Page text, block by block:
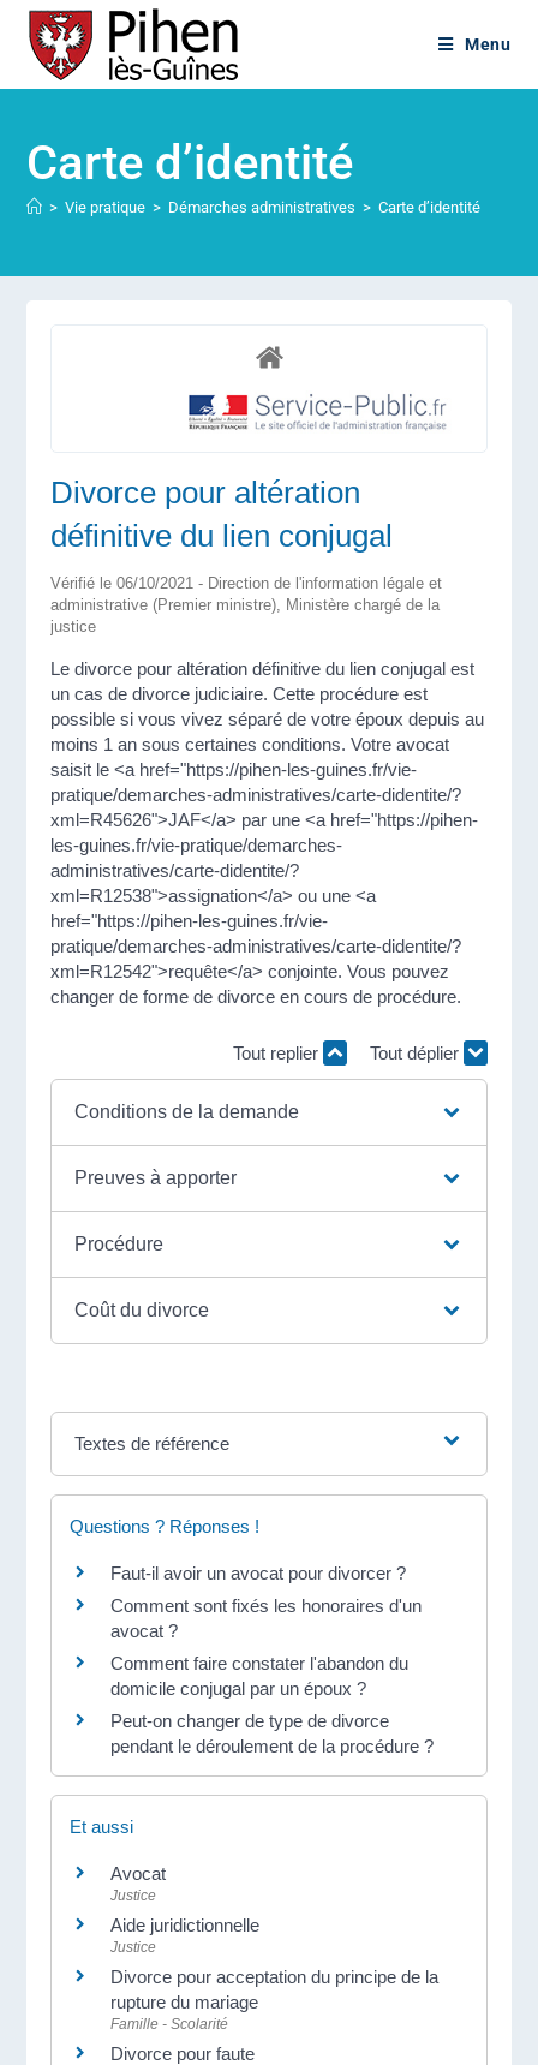
Menu
Carte d’identité
> Vie pratique > Démarches administratives > Carte d’identité
Divorce pour altération
définitive du lien conjugal
Vérifié le 06/10/2021 - Direction de l'information légale et
administrative (Premier ministre), Ministère chargé de la
justice
Le divorce pour altération définitive du lien conjugal est
un cas de divorce judiciaire. Cette procédure est
possible si vous vivez séparé de votre époux depuis au
moins 1 an sous certaines conditions. Votre avocat
saisit le <a href="https://pihen-les-guines.fr/vie-
pratique/demarches-administratives/carte-didentite/?
xml=R45626">JAF</a> par une <a href="https://pihen-
les-guines.fr/vie-pratique/demarches-
administratives/carte-didentite/?
xml=R12538">assignation</a> ou une <a
href="https://pihen-les-guines.fr/vie-
pratique/demarches-administratives/carte-didentite/?
xml=R12542">requête</a> conjointe. Vous pouvez
changer de forme de divorce en cours de procédure.
Tout replier Tout déplier
Conditions de la demande
Preuves à apporter
Procédure
Coût du divorce
Textes de référence
Questions ? Réponses !
Faut-il avoir un avocat pour divorcer ?
Comment sont fixés les honoraires d'un
avocat ?
Comment faire constater l'abandon du
domicile conjugal par un époux ?
Peut-on changer de type de divorce
pendant le déroulement de la procédure ?
Et aussi
Avocat
Justice
Aide juridictionnelle
Justice
Divorce pour acceptation du principe de la
rupture du mariage
Famille - Scolarité
Divorce pour faute